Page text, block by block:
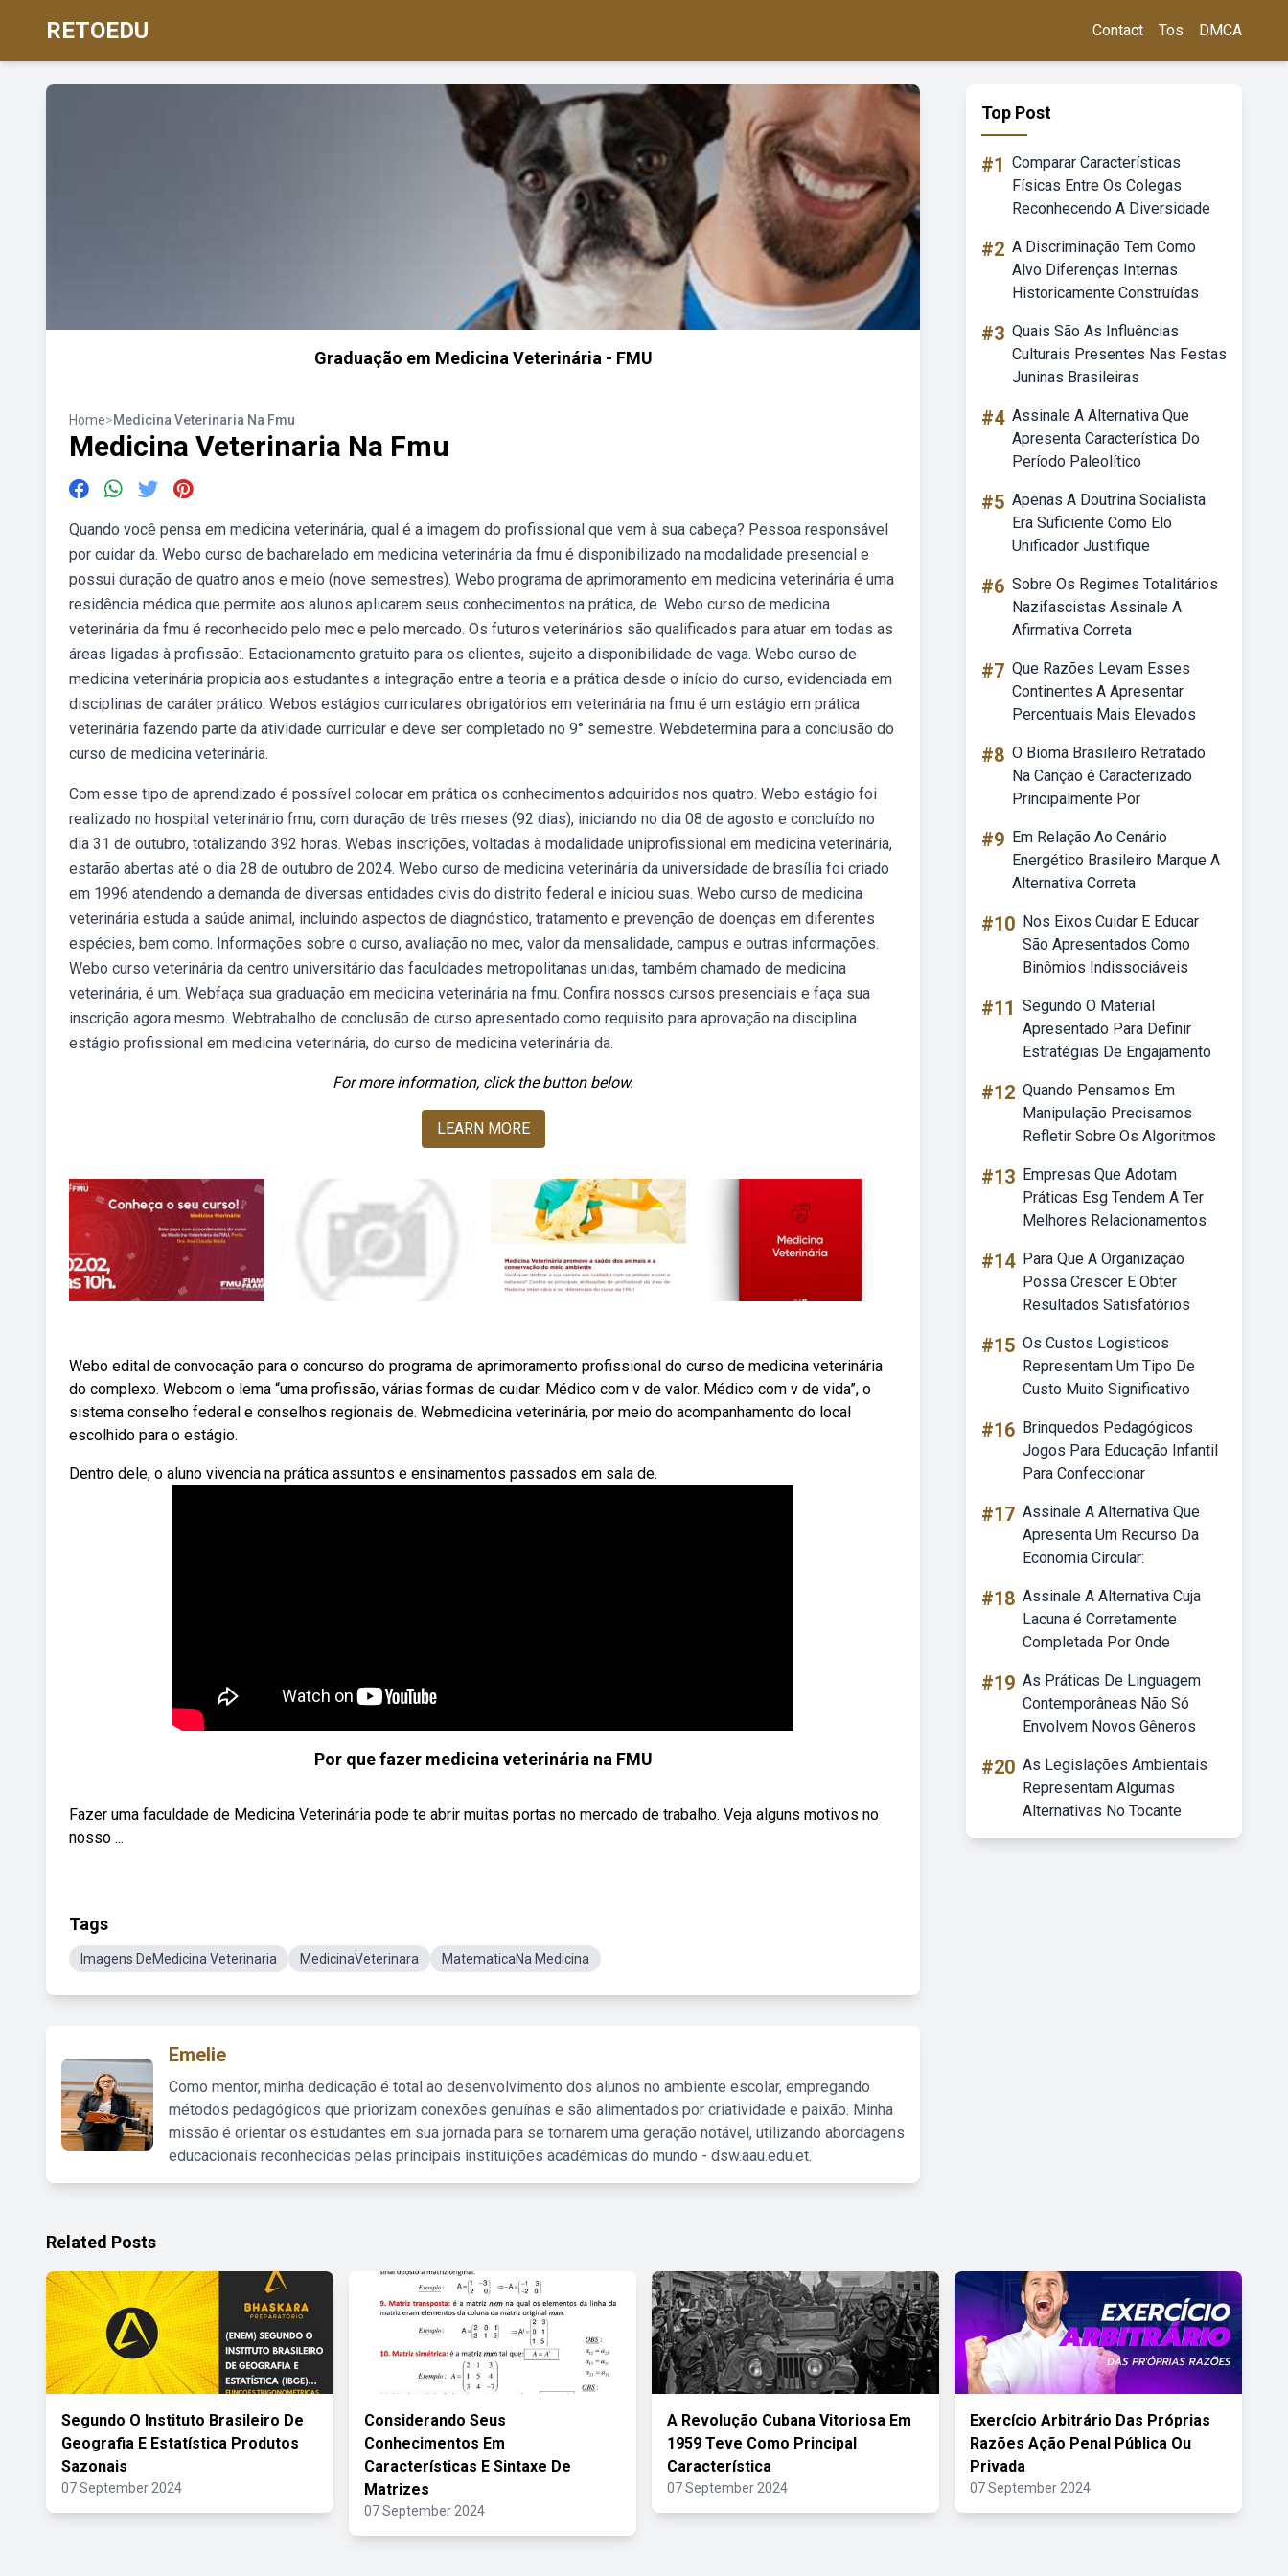
RETOEDU Contact Tos DMCA
Graduação em Medicina Veterinária - FMU
Home>Medicina Veterinaria Na Fmu
Medicina Veterinaria Na Fmu
Quando você pensa em medicina veterinária, qual é a imagem do profissional que vem à sua cabeça? Pessoa responsável
por cuidar da. Webo curso de bacharelado em medicina veterinária da fmu é disponibilizado na modalidade presencial e
possui duração de quatro anos e meio (nove semestres). Webo programa de aprimoramento em medicina veterinária é uma
residência médica que permite aos alunos aplicarem seus conhecimentos na prática, de. Webo curso de medicina
veterinária da fmu é reconhecido pelo mec e pelo mercado. Os futuros veterinários são qualificados para atuar em todas as
áreas ligadas à profissão:. Estacionamento gratuito para os clientes, sujeito a disponibilidade de vaga. Webo curso de
medicina veterinária propicia aos estudantes a integração entre a teoria e a prática desde o início do curso, evidenciada em
disciplinas de caráter prático. Webos estágios curriculares obrigatórios em veterinária na fmu é um estágio em prática
veterinária fazendo parte da atividade curricular e deve ser completado no 9° semestre. Webdetermina para a conclusão do
curso de medicina veterinária.
Com esse tipo de aprendizado é possível colocar em prática os conhecimentos adquiridos nos quatro. Webo estágio foi
realizado no hospital veterinário fmu, com duração de três meses (92 dias), iniciando no dia 08 de agosto e concluído no
dia 31 de outubro, totalizando 392 horas. Webas inscrições, voltadas à modalidade uniprofissional em medicina veterinária,
estarão abertas até o dia 28 de outubro de 2024. Webo curso de medicina veterinária da universidade de brasília foi criado
em 1996 atendendo a demanda de diversas entidades civis do distrito federal e iniciou suas. Webo curso de medicina
veterinária estuda a saúde animal, incluindo aspectos de diagnóstico, tratamento e prevenção de doenças em diferentes
espécies, bem como. Informações sobre o curso, avaliação no mec, valor da mensalidade, campus e outras informações.
Webo curso veterinária da centro universitário das faculdades metropolitanas unidas, também chamado de medicina
veterinária, é um. Webfaça sua graduação em medicina veterinária na fmu. Confira nossos cursos presenciais e faça sua
inscrição agora mesmo. Webtrabalho de conclusão de curso apresentado como requisito para aprovação na disciplina
estágio profissional em medicina veterinária, do curso de medicina veterinária da.
For more information, click the button below.
LEARN MORE
Webo edital de convocação para o concurso do programa de aprimoramento profissional do curso de medicina veterinária
do complexo. Webcom o lema “uma profissão, várias formas de cuidar. Médico com v de valor. Médico com v de vida”, o
sistema conselho federal e conselhos regionais de. Webmedicina veterinária, por meio do acompanhamento do local
escolhido para o estágio.
Dentro dele, o aluno vivencia na prática assuntos e ensinamentos passados em sala de.
Por que fazer medicina veterinária na FMU
Fazer uma faculdade de Medicina Veterinária pode te abrir muitas portas no mercado de trabalho. Veja alguns motivos no
nosso ...
Tags
Imagens DeMedicina Veterinaria MedicinaVeterinara MatematicaNa Medicina
Emelie
Como mentor, minha dedicação é total ao desenvolvimento dos alunos no ambiente escolar, empregando
métodos pedagógicos que priorizam conexões genuínas e são alimentados por criatividade e paixão. Minha
missão é orientar os estudantes em sua jornada para se tornarem uma geração notável, utilizando abordagens
educacionais reconhecidas pelas principais instituições acadêmicas do mundo - dsw.aau.edu.et.
Top Post
#1 Comparar Características
Físicas Entre Os Colegas
Reconhecendo A Diversidade
#2 A Discriminação Tem Como
Alvo Diferenças Internas
Historicamente Construídas
#3 Quais São As Influências
Culturais Presentes Nas Festas
Juninas Brasileiras
#4 Assinale A Alternativa Que
Apresenta Característica Do
Período Paleolítico
#5 Apenas A Doutrina Socialista
Era Suficiente Como Elo
Unificador Justifique
#6 Sobre Os Regimes Totalitários
Nazifascistas Assinale A
Afirmativa Correta
#7 Que Razões Levam Esses
Continentes A Apresentar
Percentuais Mais Elevados
#8 O Bioma Brasileiro Retratado
Na Canção é Caracterizado
Principalmente Por
#9 Em Relação Ao Cenário
Energético Brasileiro Marque A
Alternativa Correta
#10 Nos Eixos Cuidar E Educar
São Apresentados Como
Binômios Indissociáveis
#11 Segundo O Material
Apresentado Para Definir
Estratégias De Engajamento
#12 Quando Pensamos Em
Manipulação Precisamos
Refletir Sobre Os Algoritmos
#13 Empresas Que Adotam
Práticas Esg Tendem A Ter
Melhores Relacionamentos
#14 Para Que A Organização
Possa Crescer E Obter
Resultados Satisfatórios
#15 Os Custos Logisticos
Representam Um Tipo De
Custo Muito Significativo
#16 Brinquedos Pedagógicos
Jogos Para Educação Infantil
Para Confeccionar
#17 Assinale A Alternativa Que
Apresenta Um Recurso Da
Economia Circular:
#18 Assinale A Alternativa Cuja
Lacuna é Corretamente
Completada Por Onde
#19 As Práticas De Linguagem
Contemporâneas Não Só
Envolvem Novos Gêneros
#20 As Legislações Ambientais
Representam Algumas
Alternativas No Tocante
Related Posts
Segundo O Instituto Brasileiro De
Geografia E Estatística Produtos
Sazonais
07 September 2024
Considerando Seus
Conhecimentos Em
Características E Sintaxe De
Matrizes
07 September 2024
A Revolução Cubana Vitoriosa Em
1959 Teve Como Principal
Característica
07 September 2024
Exercício Arbitrário Das Próprias
Razões Ação Penal Pública Ou
Privada
07 September 2024